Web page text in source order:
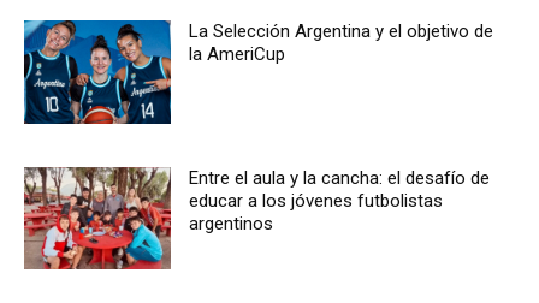
La Selección Argentina y el objetivo de
la AmeriCup
Entre el aula y la cancha: el desafío de
educar a los jóvenes futbolistas
argentinos